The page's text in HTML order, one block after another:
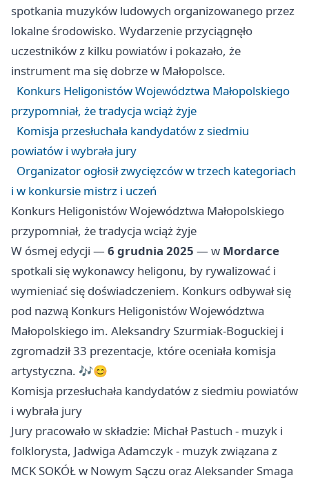
spotkania muzyków ludowych organizowanego przez
lokalne środowisko. Wydarzenie przyciągnęło
uczestników z kilku powiatów i pokazało, że
instrument ma się dobrze w Małopolsce.
Konkurs Heligonistów Województwa Małopolskiego
przypomniał, że tradycja wciąż żyje
Komisja przesłuchała kandydatów z siedmiu
powiatów i wybrała jury
Organizator ogłosił zwycięzców w trzech kategoriach
i w konkursie mistrz i uczeń
Konkurs Heligonistów Województwa Małopolskiego
przypomniał, że tradycja wciąż żyje
W ósmej edycji — 6 grudnia 2025 — w Mordarce
spotkali się wykonawcy heligonu, by rywalizować i
wymieniać się doświadczeniem. Konkurs odbywał się
pod nazwą Konkurs Heligonistów Województwa
Małopolskiego im. Aleksandry Szurmiak-Boguckiej i
zgromadził 33 prezentacje, które oceniała komisja
artystyczna. 🎶😊
Komisja przesłuchała kandydatów z siedmiu powiatów
i wybrała jury
Jury pracowało w składzie: Michał Pastuch - muzyk i
folklorysta, Jadwiga Adamczyk - muzyk związana z
MCK SOKÓŁ w Nowym Sączu oraz Aleksander Smaga